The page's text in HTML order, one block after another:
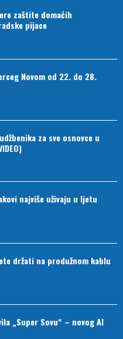
zaštite domaćih
pijace
Novom od 22. do 28.
za sve osnovce u
najviše uživaju u ljetu
držati na produžnom kablu
„Super Sovu“ – novog AI